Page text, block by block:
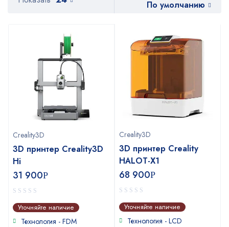
По умолчанию
Creality3D
3D принтер Creality3D
Hi
31 900Р
0
out
of
Уточняйте наличие
Технология - FDM
Creality3D
3D принтер Creality
HALOT-X1
68 900Р
0
out
of
Уточняйте наличие
Технология - LCD